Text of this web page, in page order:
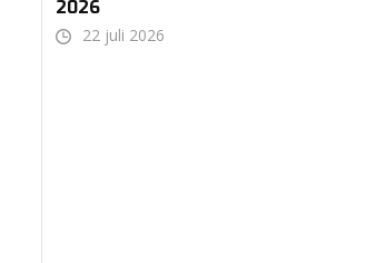
2026
22 juli 2026